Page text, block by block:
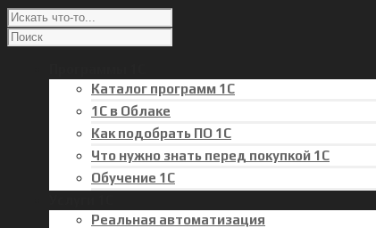
Каталог программ 1С
1С в Облаке
Как подобрать ПО 1С
Что нужно знать перед покупкой 1С
Обучение 1С
Реальная автоматизация